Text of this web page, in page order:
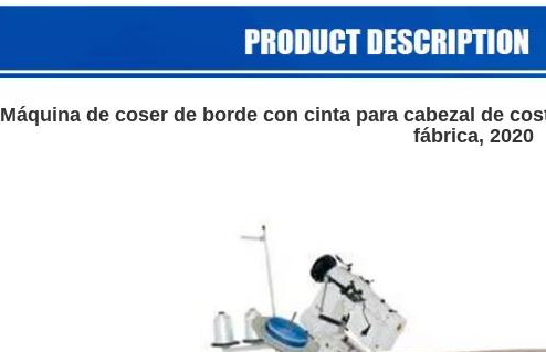
Máquina de coser de borde con cinta para cabezal de
fábrica, 2020